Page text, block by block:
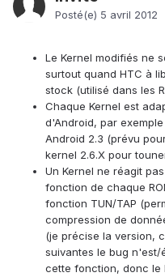
Posté(e) 5 avril 2012
Le Kernel modifiés ne
surtout quand HTC à
stock (utilisé dans les
Chaque Kernel est
d'Android, par
Android 2.3 (prévu
kernel 2.6.X pour
Un Kernel ne réagit
fonction de chaque
fonction TUN/TAP
compression de
(je précise la version,
suivantes le bug n'est/
cette fonction, donc le